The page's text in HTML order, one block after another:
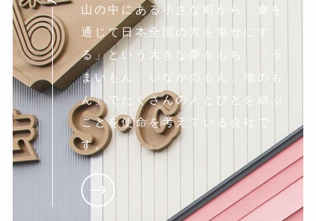
山の中にある小さな町から「食を
通じて日本全国の方を幸せにす
る」という大きな夢をもち、「う
まいもん、いなかのもん、地のも
ん」でたくさんの人とひとを結ぶ
ことを使命を考えている会社で
す。